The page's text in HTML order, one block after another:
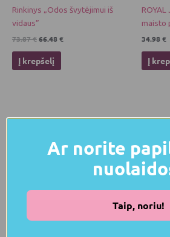
Rinkinys „Odos švytėjimui iš
vidaus”
73.87€66.48€
Į krepšelį
ROYAL
maisto
34.98€
Į
Ar norite
Taip, noriu!